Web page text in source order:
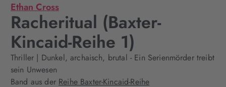
Ethan Cross
Racheritual (Baxter-
Kincaid-Reihe 1)
Thriller | Dunkel, archaisch, brutal - Ein Serienmörder treibt
sein Unwesen
Band aus der Reihe Baxter-Kincaid-Reihe